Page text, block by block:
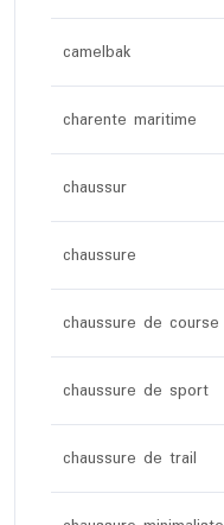
camelbak
charente maritime
chaussur
chaussure
chaussure de course
chaussure de sport
chaussure de trail